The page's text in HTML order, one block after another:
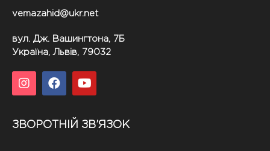
vemazahid@ukr.net
вул. Дж. Вашингтона, 7Б
Україна, Львів, 79032
ЗВОРОТНІЙ ЗВ’ЯЗОК